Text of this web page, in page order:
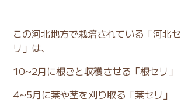
この河北地方で栽培されている「河北セ
リ」は、
10~2月に根ごと収穫させる「根セリ」
4~5月に葉や茎を刈り取る「葉セリ」